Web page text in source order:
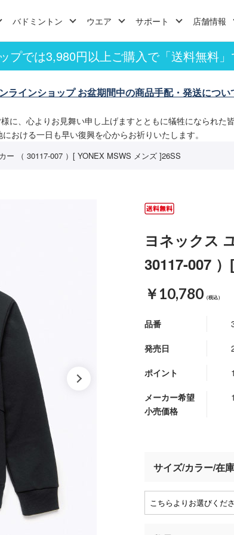
バドミントン ウエア サポート 店舗情報
プでは3,980円以上ご購入で「送料無料」
ラインショップ お盆期間中の商品手配・発送につい
に、心よりお見舞い申し上げますとともに犠牲になられた
おける一日も早い復興を心からお祈りいたします。
ー （ 30117-007 ）[ YONEX MSWS メンズ ]26SS
ヨネックス
30117-007
￥10,780 （税込）
品番
発売日
ポイント
メーカー希望
小売価格
サイズ/カラー/在庫